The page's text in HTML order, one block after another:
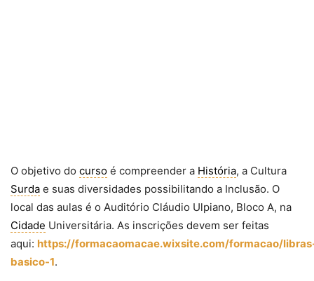
O objetivo do curso é compreender a História, a Cultura
Surda e suas diversidades possibilitando a Inclusão. O
local das aulas é o Auditório Cláudio Ulpiano, Bloco A, na
Cidade Universitária. As inscrições devem ser feitas
aqui: https://formacaomacae.wixsite.com/formacao/
basico-1.